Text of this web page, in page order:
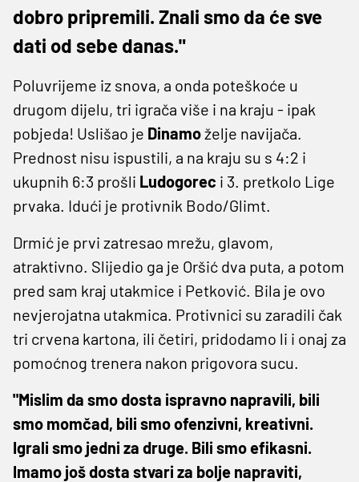
dobro pripremili. Znali smo da će sve
dati od sebe danas."
Poluvrijeme iz snova, a onda poteškoće u
drugom dijelu, tri igrača više i na kraju - ipak
pobjeda! Uslišao je Dinamoželje navijača.
Prednost nisu ispustili, a na kraju su s 4:2 i
ukupnih 6:3 prošli Ludogorec i 3. pretkolo Lige
prvaka. Idući je protivnik Bodo/Glimt.
Drmić je prvi zatresao mrežu, glavom,
atraktivno. Slijedio ga je Oršić dva puta, a potom
pred sam kraj utakmice i Petković. Bila je ovo
nevjerojatna utakmica. Protivnici su zaradili čak
tri crvena kartona, ili četiri, pridodamo li i onaj za
pomoćnog trenera nakon prigovora sucu.
"Mislim da smo dosta ispravno napravili, bili
smo momčad, bili smo ofenzivni, kreativni.
Igrali smo jedni za druge. Bili smo efikasni.
Imamo još dosta stvari za bolje napraviti,